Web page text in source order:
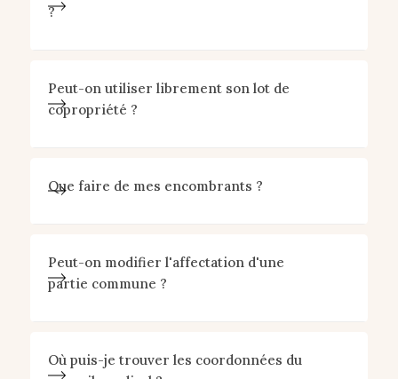
?
Peut-on utiliser librement son lot de
copropriété ?
Que faire de mes encombrants ?
Peut-on modifier l'affectation d'une
partie commune ?
Où puis-je trouver les coordonnées du